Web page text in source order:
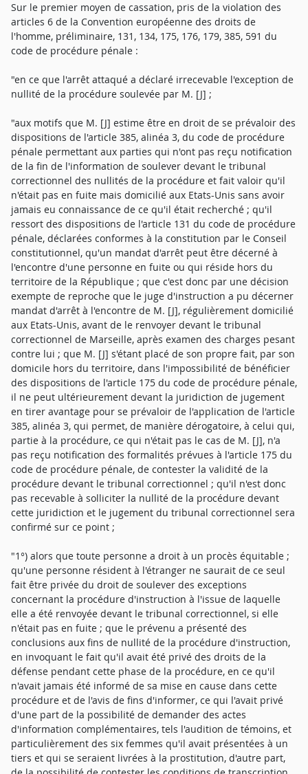
Sur le premier moyen de cassation, pris de la violation des
articles 6 de la Convention européenne des droits de
l'homme, préliminaire, 131, 134, 175, 176, 179, 385, 591 du
code de procédure pénale :
"en ce que l'arrêt attaqué a déclaré irrecevable l'exception de
nullité de la procédure soulevée par M. [J] ;
"aux motifs que M. [J] estime être en droit de se prévaloir des
dispositions de l'article 385, alinéa 3, du code de procédure
pénale permettant aux parties qui n'ont pas reçu notification
de la fin de l'information de soulever devant le tribunal
correctionnel des nullités de la procédure et fait valoir qu'il
n'était pas en fuite mais domicilié aux Etats-Unis sans avoir
jamais eu connaissance de ce qu'il était recherché ; qu'il
ressort des dispositions de l'article 131 du code de procédure
pénale, déclarées conformes à la constitution par le Conseil
constitutionnel, qu'un mandat d'arrêt peut être décerné à
l'encontre d'une personne en fuite ou qui réside hors du
territoire de la République ; que c'est donc par une décision
exempte de reproche que le juge d'instruction a pu décerner
mandat d'arrêt à l'encontre de M. [J], régulièrement domicilié
aux Etats-Unis, avant de le renvoyer devant le tribunal
correctionnel de Marseille, après examen des charges pesant
contre lui ; que M. [J] s'étant placé de son propre fait, par son
domicile hors du territoire, dans l'impossibilité de bénéficier
des dispositions de l'article 175 du code de procédure pénale,
il ne peut ultérieurement devant la juridiction de jugement
en tirer avantage pour se prévaloir de l'application de l'article
385, alinéa 3, qui permet, de manière dérogatoire, à celui qui,
partie à la procédure, ce qui n'était pas le cas de M. [J], n'a
pas reçu notification des formalités prévues à l'article 175 du
code de procédure pénale, de contester la validité de la
procédure devant le tribunal correctionnel ; qu'il n'est donc
pas recevable à solliciter la nullité de la procédure devant
cette juridiction et le jugement du tribunal correctionnel sera
confirmé sur ce point ;
"1°) alors que toute personne a droit à un procès équitable ;
qu'une personne résident à l'étranger ne saurait de ce seul
fait être privée du droit de soulever des exceptions
concernant la procédure d'instruction à l'issue de laquelle
elle a été renvoyée devant le tribunal correctionnel, si elle
n'était pas en fuite ; que le prévenu a présenté des
conclusions aux fins de nullité de la procédure d'instruction,
en invoquant le fait qu'il avait été privé des droits de la
défense pendant cette phase de la procédure, en ce qu'il
n'avait jamais été informé de sa mise en cause dans cette
procédure et de l'avis de fins d'informer, ce qui l'avait privé
d'une part de la possibilité de demander des actes
d'information complémentaires, tels l'audition de témoins, et
particulièrement des six femmes qu'il avait présentées à un
tiers et qui se seraient livrées à la prostitution, d'autre part,